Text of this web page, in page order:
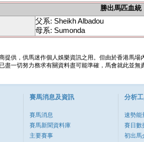
勝出馬匹血統
父系: Sheikh Albadou
母系: Sumonda
提供，供馬迷作個人娛樂資訊之用。但由於香港馬
盡一切努力務求有關資料盡可能準確，馬會就此並
賽馬消息及資訊
賽馬消息
賽馬新聞資料庫
主要賽事
分析
速勢能
賽日數
初出馬